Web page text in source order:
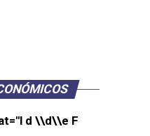
d \\d\\e F